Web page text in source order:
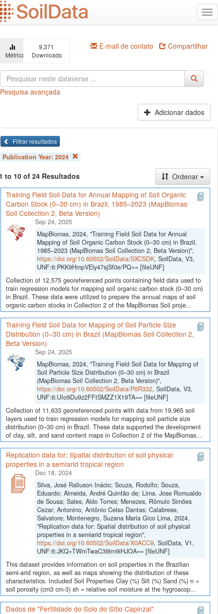
Ir
para
o
principal
Métricas
9,371
Downloads
E-mail de contato Compartilhar
Pesquisa avançada
Adicionar dados
Filtrar resultados
Publication Year: 2024
to 10 of 24 Resultados
Ordenar
Training Field Soil Data for Annual Mapping of Soil Organic
Carbon Stock (0–30 cm) in Brazil, 1985–2023 (MapBiomas
Soil Collection 2, Beta Version)
Sep 24, 2025
MapBiomas, 2024, "Training Field Soil Data for Annual
Mapping of Soil Organic Carbon Stock (0–30 cm) in Brazil,
1985–2023 (MapBiomas Soil Collection 2, Beta Version)",
https://doi.org/10.60502/SoilData/SXCSDK, SoilData, V3,
UNF:6:PKK9HmpVEly47sjSf0e/PQ== [fileUNF]
Collection of 12,575 georeferenced points containing field data used to
train regression models for mapping soil organic carbon stock (0–30 cm)
in Brazil. These data were utilized to prepare the annual maps of soil
organic carbon stocks in Collection 2 of the MapBiomas Soil proje...
Training Field Soil Data for Mapping of Soil Particle Size
Distribution (0–30 cm) in Brazil (MapBiomas Soil Collection 2,
Beta Version)
Sep 24, 2025
MapBiomas, 2024, "Training Field Soil Data for Mapping of
Soil Particle Size Distribution (0–30 cm) in Brazil
(MapBiomas Soil Collection 2, Beta Version)",
https://doi.org/10.60502/SoilData/P6R332, SoilData, V3,
UNF:6:UIo9Du9z2FFtSMZZ1X19TA== [fileUNF]
Collection of 11,633 georeferenced points with data from 19,965 soil
layers used to train regression models for mapping soil particle size
distribution (0–30 cm) in Brazil. These data supported the development
of clay, silt, and sand content maps in Collection 2 of the MapBiomas...
Replication data for: Spatial distribution of soil physical
properties in a semiarid tropical region
Dec 18, 2024
Silva, José Raliuson Inácio; Souza, Rodolfo; Souza,
Eduardo; Almeida, André Quintão de; Lima, Jose Romualdo
de Sousa; Sales, Aldo Torres; Menezes, Rômulo Simões
Cezar; Antonino, Antônio Celso Dantas; Calabrese,
Salvatore; Montenegro, Suzana Maria Gico Lima, 2024,
"Replication data for: Spatial distribution of soil physical
properties in a semiarid tropical region",
https://doi.org/10.60502/SoilData/X0ACC9, SoilData, V1,
UNF:6:JKQ+TWmTwaC39lrn9iHJOA== [fileUNF]
This dataset provides information on soil properties in the Brazilian
semi-arid region, as well as maps showing the distribution of these
characteristics. Included Soil Properties Clay (%) Silt (%) Sand (%) n =
soil porosity (cm3 cm-3) sh = relative soil moisture at the hygroscop...
Dados de "Fertilidade do Solo do Sítio Capinzal"